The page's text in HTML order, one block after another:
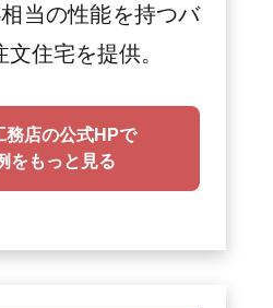
当の性能を持つバ
住宅を提供。
務店の公式HPで
をもっと見る